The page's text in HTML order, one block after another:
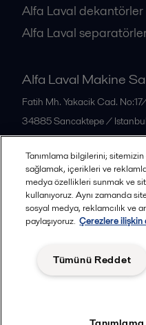
Alfa Laval dekantörler
Alfa Laval
Alfa Laval Makine
Fatih Mh. Yakacik Cad.
34885Sancaktepe /
Türkiye
Tel: +90 216 311 79 00
Tüm ofisler
Gizlilik Politikası ve
Tanımlama bilgilerini; sitemizin
sağlamak, içerikleri ve
medya özellikleri sunmak ve
kullanıyoruz. Aynı zamanda
sosyal medya, reklamcılık ve
paylaşıyoruz. Çerezlere ilişkin
Tümünü Reddet